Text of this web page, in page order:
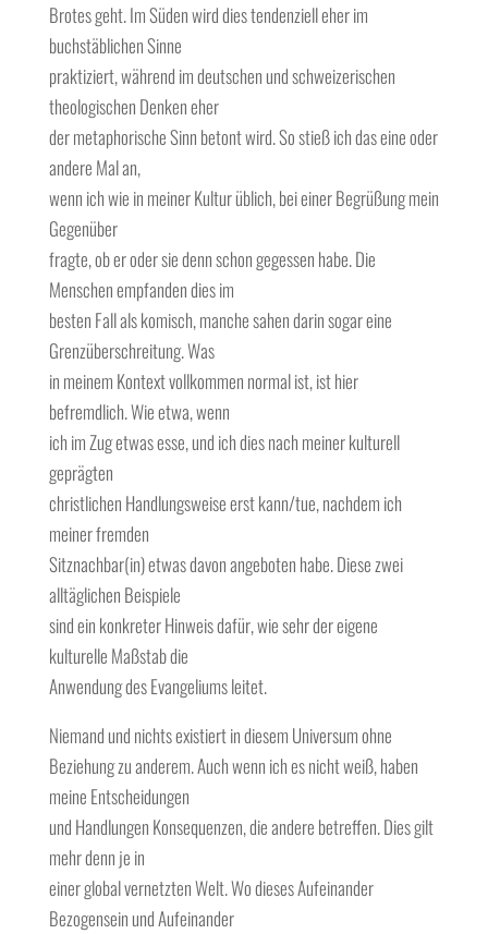
Brotes geht. Im Süden wird dies tendenziell eher im
buchstäblichen Sinne
praktiziert, während im deutschen und schweizerischen
theologischen Denken eher
der metaphorische Sinn betont wird. So stieß ich das eine oder
andere Mal an,
wenn ich wie in meiner Kultur üblich, bei einer Begrüßung mein
Gegenüber
fragte, ob er oder sie denn schon gegessen habe. Die
Menschen empfanden dies im
besten Fall als komisch, manche sahen darin sogar eine
Grenzüberschreitung. Was
in meinem Kontext vollkommen normal ist, ist hier
befremdlich. Wie etwa, wenn
ich im Zug etwas esse, und ich dies nach meiner kulturell
geprägten
christlichen Handlungsweise erst kann/tue, nachdem ich
meiner fremden
Sitznachbar(in) etwas davon angeboten habe. Diese zwei
alltäglichen Beispiele
sind ein konkreter Hinweis dafür, wie sehr der eigene
kulturelle Maßstab die
Anwendung des Evangeliums leitet.
Niemand und nichts existiert in diesem Universum ohne
Beziehung zu anderem. Auch wenn ich es nicht weiß, haben
meine Entscheidungen
und Handlungen Konsequenzen, die andere betreffen. Dies gilt
mehr denn je in
einer global vernetzten Welt. Wo dieses Aufeinander
Bezogensein und Aufeinander